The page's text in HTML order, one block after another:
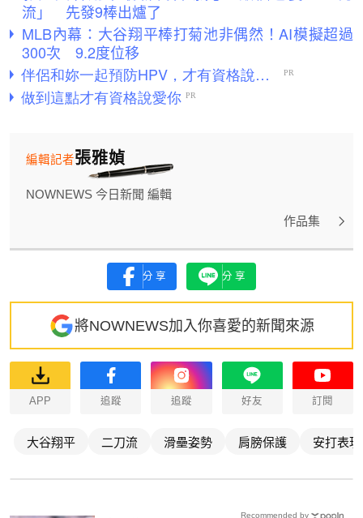
流」 先發9棒出爐了
MLB內幕：大谷翔平棒打菊池非偶然！AI模擬超過
300次 9.2度位移
張雅媜
編輯記者
NOWNEWS 今日新聞 編輯
作品集
分享 分享
將NOWNEWS加入你喜愛的新聞來源
APP 追蹤 追蹤 好友 訂閱
大谷翔平 二刀流 滑壘姿勢 肩膀保護 安打表現
Recommended by